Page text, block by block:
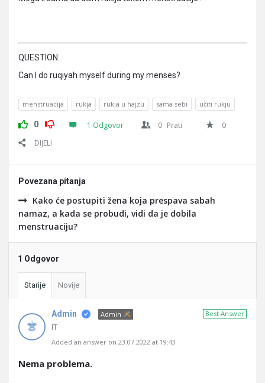
QUESTION:
Can I do ruqiyah myself during my menses?
menstruacija rukja rukja u hajzu sama sebi učiti rukju
0 1 Odgovor 0 Prati
0
DIJELI
Povezana pitanja
Kako će postupiti žena koja prespava sabah
namaz, a kada se probudi, vidi da je dobila
menstruaciju?
1 Odgovor
Starije Novije
Best Answer
Admin Admin
IT
Added an answer on 23.07.2022 at 19:43
Nema problema.